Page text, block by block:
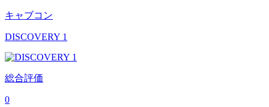
キャブコン
DISCOVERY 1
総合評価
0